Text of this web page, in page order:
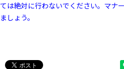
ては絶対に行わないでください。マナ
ましょう。